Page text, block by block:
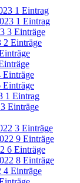
1 Eintrag
1 Eintrag
3 Einträge
2 Einträge
Einträge
Einträge
1 Eintrag
3 Einträge
3 Einträge
9 Einträge
6 Einträge
8 Einträge
4 Einträge